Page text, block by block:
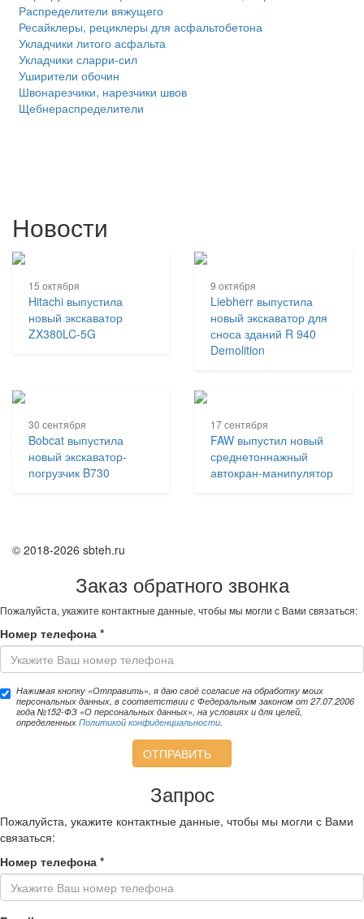
Распределители вяжущего
Ресайклеры, рециклеры для асфальтобетона
Укладчики литого асфальта
Укладчики сларри-сил
Уширители обочин
Швонарезчики, нарезчики швов
Щебнераспределители
Новости
15 октября
Hitachi выпустила
новый экскаватор
ZX380LC-5G
9 октября
Liebherr выпустила
новый экскаватор для
сноса зданий R 940
Demolition
30 сентября
Bobcat выпустила
новый экскаватор-
погрузчик B730
17 сентября
FAW выпустил новый
среднетоннажный
автокран-манипулятор
© 2018-2026 sbteh.ru
Заказ обратного звонка
Пожалуйста, укажите контактные данные, чтобы мы могли с Вами связаться:
Номер телефона *
Нажимая кнопку «Отправить», я даю своё согласие на обработку моих
персональных данных, в соответствии с Федеральным законом от 27.07.2006
года №152-ФЗ «О персональных данных», на условиях и для целей,
определенных Политикой конфиденциальности
ОТПРАВИТЬ
Запрос
Пожалуйста, укажите контактные данные, чтобы мы могли с Вами
связаться:
Номер телефона *